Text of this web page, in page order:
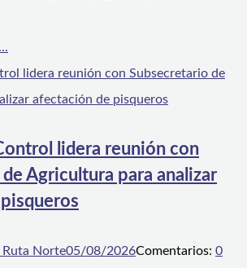
lidera reunión con
Agricultura para analizar
Ruta Norte05/08/2026Comentarios: 0